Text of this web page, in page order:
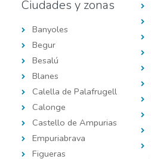
Ciudades y zonas
Banyoles
Begur
Besalú
Blanes
Calella de Palafrugell
Calonge
Castello de Ampurias
Empuriabrava
Figueras